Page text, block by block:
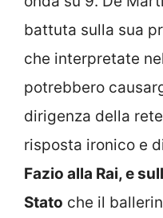
battuta sulla sua
che interpretate
potrebbero
dirigenza della
risposta ironico e
Fazio alla Rai, e
Stato che il